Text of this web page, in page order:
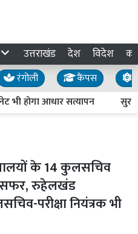
उत्तराखंड देश विदेश
रंगोली कैंपस
भी होगा आधार सत्यापन
के 14 कुलसचिव
रुहेलखंड
परीक्षा नियंत्रक भी